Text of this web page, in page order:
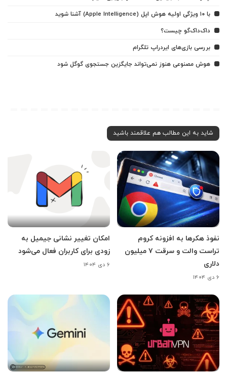
با ۱۰ ویژگی اولیه هوش اپل (Apple Intelligence) آشنا شوید
داک‌داک‌گو چیست؟
بررسی بازی‌های ایردراپ تلگرام
هوش مصنوعی هنوز نمی‌تواند جایگزین جستجوی گوگل شود
شاید به این مطالب هم علاقمند باشید
نفوذ هکرها به افزونه کروم
تراست والت و سرقت ۷ میلیون
دلاری
۶ دی ۱۴۰۴
امکان تغییر نشانی جیمیل به
زودی برای کاربران فعال می‌شود
۶ دی ۱۴۰۴